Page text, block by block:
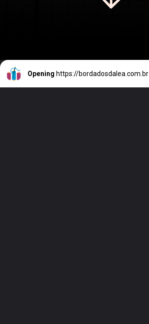
Opening https://bordadosdalea.com.br